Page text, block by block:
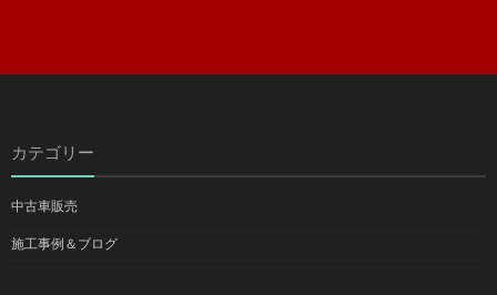
カテゴリー
中古車販売
施工事例＆ブログ